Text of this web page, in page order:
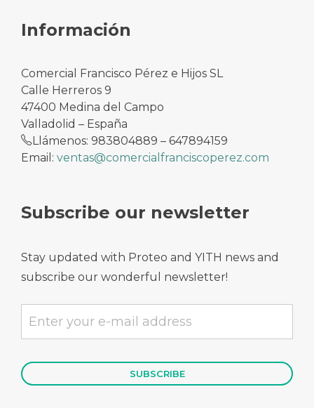
Información
Comercial Francisco Pérez e Hijos SL
Calle Herreros 9
47400 Medina del Campo
Valladolid – España
Llámenos: 983804889 – 647894159
Email: ventas@comercialfranciscoperez.com
Subscribe our newsletter
Stay updated with Proteo and YITH news and
subscribe our wonderful newsletter!